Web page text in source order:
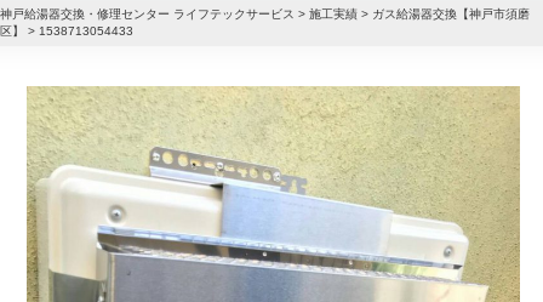
神戸給湯器交換・修理センター ライフテックサービス > 施工実績 > ガス給湯器交換【神戸市須磨
区】
> 1538713054433